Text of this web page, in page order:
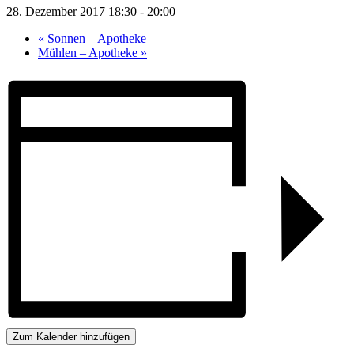
28. Dezember 2017 18:30 - 20:00
« Sonnen – Apotheke
Mühlen – Apotheke »
Zum Kalender hinzufügen